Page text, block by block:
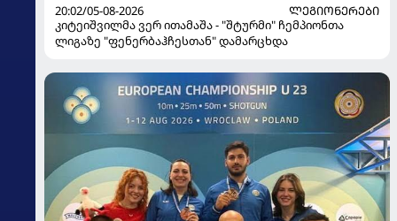
20:02/05-08-2026
ᲚᲔᲒᲘᲝᲜᲔᲠᲔᲑᲘ
კიტეიშვილმა ვერ ითამაშა - "შტურმი" ჩემპიონთა
ლიგაზე "ფენერბაჰჩესთან" დამარცხდა